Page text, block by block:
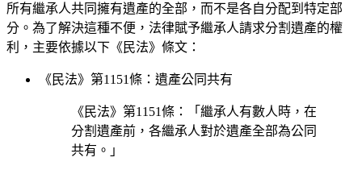
所有繼承人共同擁有遺產的全部，而不是各自分配到特定部
分。為了解決這種不便，法律賦予繼承人請求分割遺產的權
利，主要依據以下《民法》條文：
《民法》第1151條：遺產公同共有
《民法》第1151條：「繼承人有數人時，在
分割遺產前，各繼承人對於遺產全部為公同
共有。」